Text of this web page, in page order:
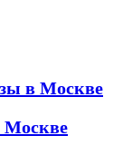
в Москве
Москве